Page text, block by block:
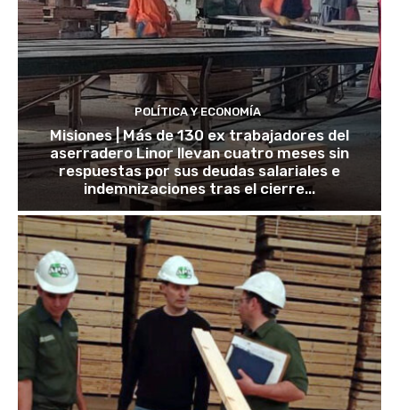
POLÍTICA Y ECONOMÍA
Misiones | Más de 130 ex trabajadores del
aserradero Linor llevan cuatro meses sin
respuestas por sus deudas salariales e
indemnizaciones tras el cierre...